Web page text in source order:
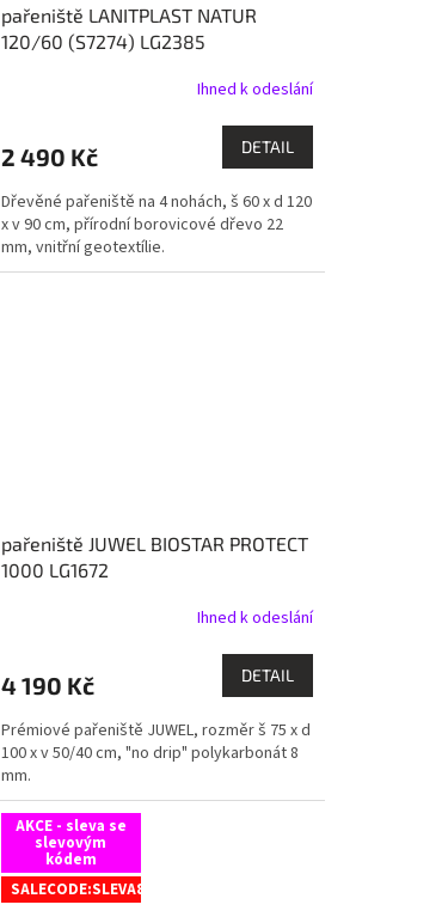
pařeniště LANITPLAST NATUR
120/60 (S7274) LG2385
Ihned k odeslání
2 490 Kč DETAIL
Dřevěné pařeniště na 4 nohách, š 60 x d 120
x v 90 cm, přírodní borovicové dřevo 22
mm, vnitřní geotextílie.
pařeniště JUWEL BIOSTAR PROTECT
1000 LG1672
Ihned k odeslání
4 190 Kč DETAIL
Prémiové pařeniště JUWEL, rozměr š 75 x d
100 x v 50/40 cm, "no drip" polykarbonát 8
mm.
AKCE - sleva se
slevovým
kódem
SALECODE:SLEVA8:8:%